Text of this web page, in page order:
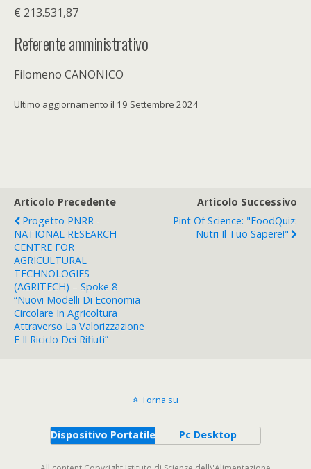
€ 213.531,87
Referente amministrativo
Filomeno CANONICO
Ultimo aggiornamento il 19 Settembre 2024
Articolo Precedente
Progetto PNRR -
NATIONAL RESEARCH
CENTRE FOR
AGRICULTURAL
TECHNOLOGIES
(AGRITECH) – Spoke 8
“Nuovi Modelli Di Economia
Circolare In Agricoltura
Attraverso La Valorizzazione
E Il Riciclo Dei Rifiuti”
Articolo Successivo
Pint Of Science: "FoodQuiz:
Nutri Il Tuo Sapere!"
Torna su
Dispositivo Portatile Pc Desktop